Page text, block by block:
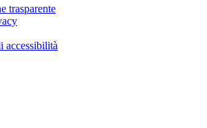
trasparente
accessibilità